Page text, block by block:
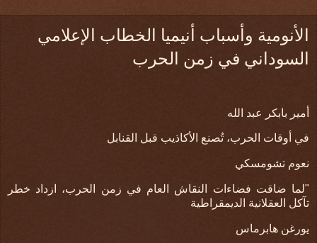
الأنومية وأسباب أنيميا الخطاب الإعلامي
السوداني في زمن الحرب
أمير بابكر عبد الله
في أوقات الحرب، تُصنع الأكاذيب قبل القنابل
نعوم تشومسكي
"لما ضاقت فضاءات النقاش العام في زمن الحرب، ازداد خطر
تآكل العقلانية الديمقراطية
يورغن هابرماس